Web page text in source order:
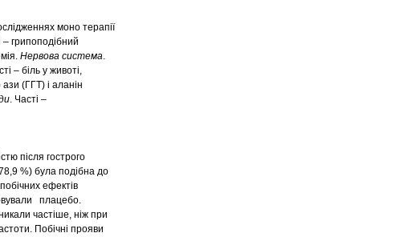
моно терапії
– грипоподібний
Нервова система.
– біль у животі,
(ГГТ) і аланін
. Часті –
після гострого
%) була подібна до
ефектів
плацебо.
частіше, ніж при
Побічні прояви